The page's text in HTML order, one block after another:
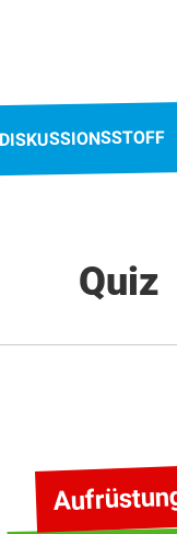
DISKUSSIONSSTOFF
Quiz